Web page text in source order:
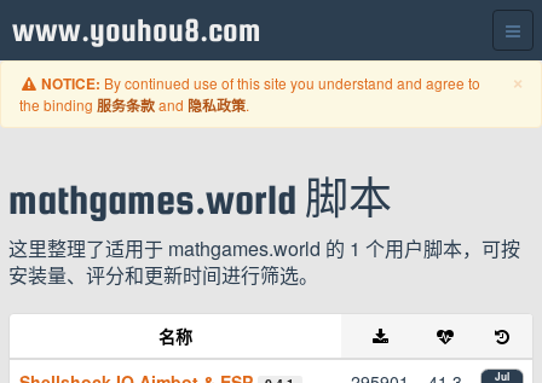
www.youhou8.com
×
NOTICE: By continued use of this site you understand and agree to
the binding 服务条款and 隐私政策.
mathgames.world 脚本
这里整理了适用于 mathgames.world 的 1 个用户脚本，可按
安装量、评分和更新时间进行筛选。
名称
Jul